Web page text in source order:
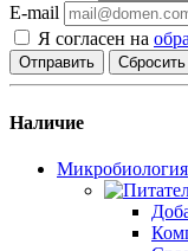
E-mail
Я согласен на
Сбросить
Наличие
Микробиология